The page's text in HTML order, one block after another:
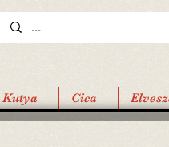
Kutya Cica